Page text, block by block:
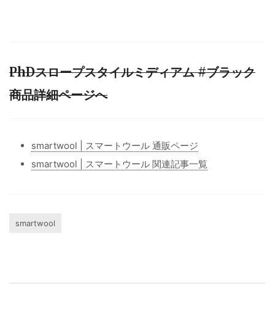
PhDスロープスタイルミディアム #ブラック
商品詳細ページへ
smartwool | スマートウール 通販ページ
smartwool | スマートウール 関連記事一覧
smartwool